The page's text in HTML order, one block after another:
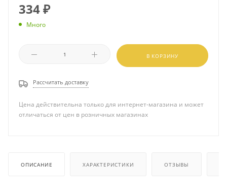
334₽
Много
В КОРЗИНУ
Рассчитать доставку
Цена действительна только для интернет-магазина и может
отличаться от цен в розничных магазинах
ОПИСАНИЕ ХАРАКТЕРИСТИКИ ОТЗЫВЫ